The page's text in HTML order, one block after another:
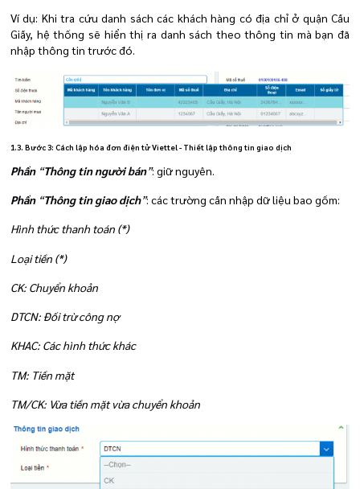
Ví dụ: Khi tra cứu danh sách các khách hàng có địa chỉ ở quận Cầu
Giấy, hệ thống sẽ hiển thị ra danh sách theo thông tin mà bạn đã
nhập thông tin trước đó.
1.3. Bước 3: Cách lập hóa đơn điện tử Viettel - Thiết lập thông tin giao dịch
Phần “Thông tin người bán”: giữ nguyên.
Phần “Thông tin giao dịch”: các trường cần nhập dữ liệu bao gồm:
Hình thức thanh toán (*)
Loại tiền (*)
CK: Chuyển khoản
DTCN: Đối trừ công nợ
KHAC: Các hình thức khác
TM: Tiền mặt
TM/CK: Vừa tiền mặt vừa chuyển khoản